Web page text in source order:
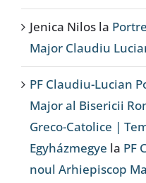
Jenica Nilos la
Major Claudiu
PF Claudiu-Lucian
Major al Bisericii
Greco-Catolice |
Egyházmegye la PF
noul Arhiepiscop